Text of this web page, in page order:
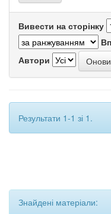
Вивести на сторінку
Автори
Результати 1-1 зі 1.
Знайдені матеріали: